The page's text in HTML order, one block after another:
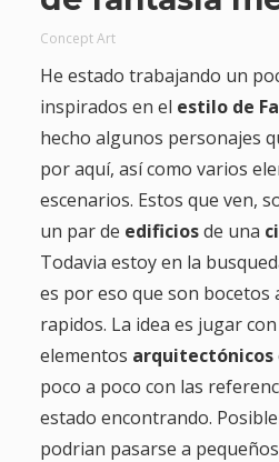
Concept Art
He estado trabajando un
inspirados en el estilo de
hecho algunos personajes
por aquí, así como varios
escenarios. Estos que ven,
un par de edificiosde una
Todavia estoy en la
es por eso que son bocetos
rapidos. La idea es jugar
elementos arquitectónicos
poco a poco con las
estado encontrando.
podrian pasarse a